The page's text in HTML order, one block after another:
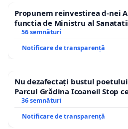
Propunem reinvestirea d-nei
functia de Ministru al
56 semnături
Notificare de transparență
Nu dezafectați bustul
Parcul Grădina Icoanei! Stop
36 semnături
Notificare de transparență